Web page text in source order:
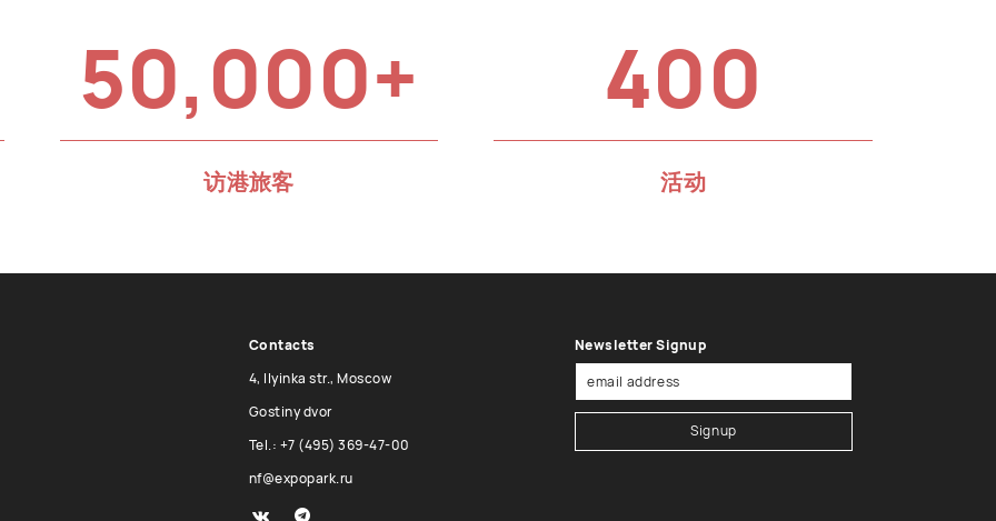
50,000+
访港旅客
400
活动
Contacts
4, Ilyinka str., Moscow
Gostiny dvor
Tel.: +7 (495) 369-47-00
nf@expopark.ru
Newsletter Signup
Signup